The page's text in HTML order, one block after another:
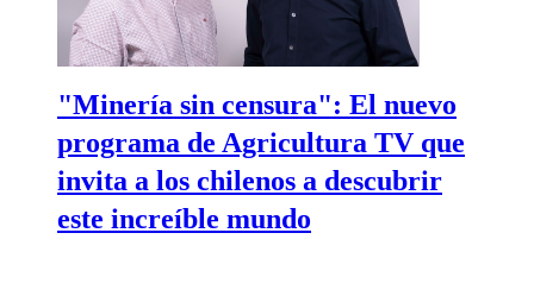
"Minería sin censura": El nuevo
programa de Agricultura TV que
invita a los chilenos a descubrir
este increíble mundo